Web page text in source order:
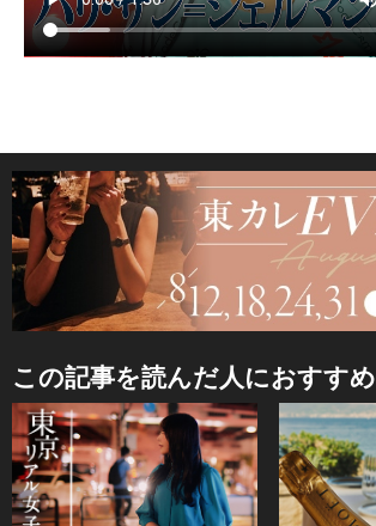
この記事を読んだ人におすすめ